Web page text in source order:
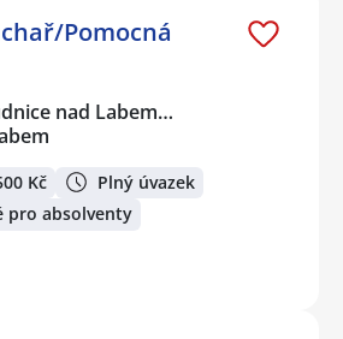
Pomocná
nad Labem…
Kč
Plný úvazek
pro absolventy